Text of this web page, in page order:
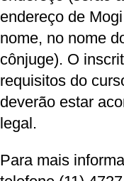
endereço de
nome, no nome
cônjuge). O
requisitos do
deverão estar
legal.
Para mais